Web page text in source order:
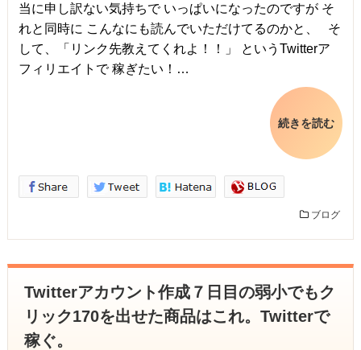
当に申し訳ない気持ちで いっぱいになったのですが そ
れと同時に こんなにも読んでいただけてるのかと、 そ
して、「リンク先教えてくれよ！！」 というTwitterア
フィリエイトで 稼ぎたい！…
続きを読む
ブログ
Twitterアカウント作成７日目の弱小でもク
リック170を出せた商品はこれ。Twitterで
稼ぐ。